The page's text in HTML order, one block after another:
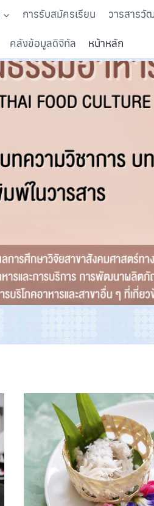
การรับสมัครเรียน วารสารวั
คลังข้อมูลดิจิทัล หน้าหลัก